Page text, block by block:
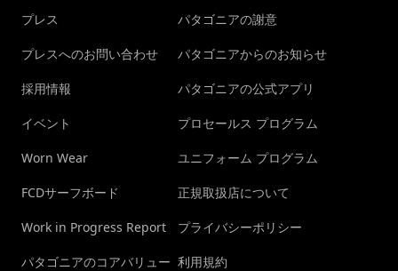
プレス
プレスへのお問い合わせ
採用情報
イベント
Worn Wear
FCDサーフボード
Work in Progress Report
パタゴニアのコアバリュー
パタゴニアの謝意
パタゴニアからのお知らせ
パタゴニアの公式アプリ
プロセールス プログラム
ユニフォーム プログラム
正規取扱店について
プライバシーポリシー
利用規約